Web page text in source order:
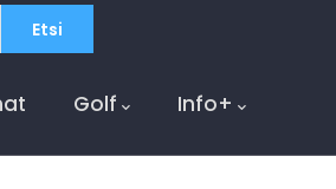
Golf Info+